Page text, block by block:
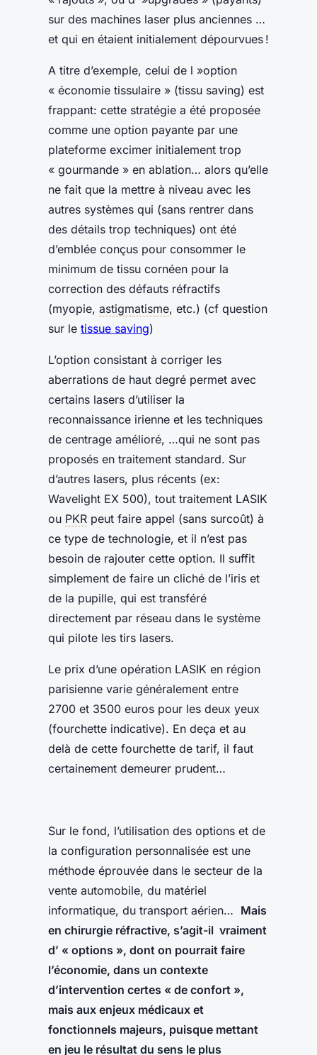
sur des machines laser plus anciennes …
et qui en étaient initialement dépourvues !
A titre d’exemple, celui de l »option
« économie tissulaire » (tissu saving) est
frappant: cette stratégie a été proposée
comme une option payante par une
plateforme excimer initialement trop
« gourmande » en ablation… alors qu’elle
ne fait que la mettre à niveau avec les
autres systèmes qui (sans rentrer dans
des détails trop techniques) ont été
d’emblée conçus pour consommer le
minimum de tissu cornéen pour la
correction des défauts réfractifs
(myopie, astigmatisme, etc.) (cf question
sur le tissue saving)
L’option consistant à corriger les
aberrations de haut degré permet avec
certains lasers d’utiliser la
reconnaissance irienne et les techniques
de centrage amélioré, …qui ne sont pas
proposés en traitement standard. Sur
d’autres lasers, plus récents (ex:
Wavelight EX 500), tout traitement LASIK
ou PKR peut faire appel (sans surcoût) à
ce type de technologie, et il n’est pas
besoin de rajouter cette option. Il suffit
simplement de faire un cliché de l’iris et
de la pupille, qui est transféré
directement par réseau dans le système
qui pilote les tirs lasers.
Le prix d’une opération LASIK en région
parisienne varie généralement entre
2700 et 3500 euros pour les deux yeux
(fourchette indicative). En deça et au
delà de cette fourchette de tarif, il faut
certainement demeurer prudent…
Sur le fond, l’utilisation des options et de
la configuration personnalisée est une
méthode éprouvée dans le secteur de la
vente automobile, du matériel
informatique, du transport aérien… Mais
en chirurgie réfractive, s’agit-il vraiment
d’ « options », dont on pourrait faire
l’économie, dans un contexte
d’intervention certes « de confort »,
mais aux enjeux médicaux et
fonctionnels majeurs, puisque mettant
en jeu le résultat du sens le plus